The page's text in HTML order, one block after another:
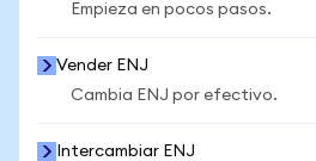
Empieza en pocos pasos.
Vender ENJ
Cambia ENJ por efectivo.
Intercambiar ENJ